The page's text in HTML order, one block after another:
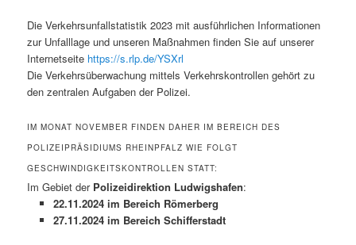
Die Verkehrsunfallstatistik 2023 mit ausführlichen Informationen
zur Unfalllage und unseren Maßnahmen finden Sie auf unserer
Internetseite https://s.rlp.de/YSXrl
Die Verkehrsüberwachung mittels Verkehrskontrollen gehört zu
den zentralen Aufgaben der Polizei.
IM MONAT NOVEMBER FINDEN DAHER IM BEREICH DES
POLIZEIPRÄSIDIUMS RHEINPFALZ WIE FOLGT
GESCHWINDIGKEITSKONTROLLEN STATT:
Im Gebiet der Polizeidirektion Ludwigshafen:
22.11.2024 im Bereich Römerberg
27.11.2024 im Bereich Schifferstadt